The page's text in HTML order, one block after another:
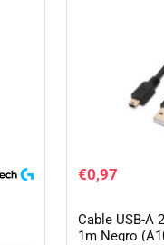
€0,97
Cable USB-A
1m Negro